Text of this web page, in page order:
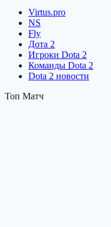
Virtus.pro
NS
Fly
Дота 2
Игроки Dota 2
Команды Dota 2
Dota 2 новости
Топ Матч